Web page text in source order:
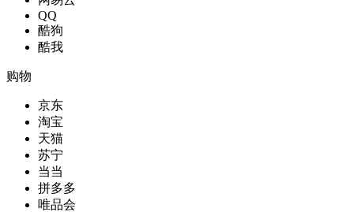
QQ
酷狗
酷我
购物
京东
淘宝
天猫
苏宁
当当
拼多多
唯品会